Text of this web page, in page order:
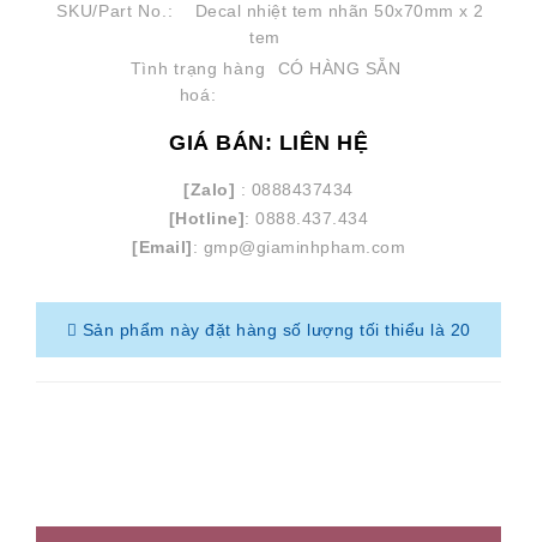
SKU/Part No.:
Decal nhiệt tem nhãn 50x70mm x 2
tem
Tình trạng hàng
hoá:
CÓ HÀNG SẴN
GIÁ BÁN: LIÊN HỆ
[Zalo] : 0888437434
[Hotline]: 0888.437.434
[Email]: gmp@giaminhpham.com
Sản phẩm này đặt hàng số lượng tối thiểu là 20